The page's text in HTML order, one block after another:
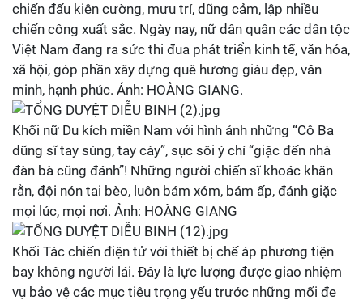
chiến đấu kiên cường, mưu trí, dũng cảm, lập nhiều
chiến công xuất sắc. Ngày nay, nữ dân quân các dân tộc
Việt Nam đang ra sức thi đua phát triển kinh tế, văn hóa,
xã hội, góp phần xây dựng quê hương giàu đẹp, văn
minh, hạnh phúc. Ảnh: HOÀNG GIANG.
Khối nữ Du kích miền Nam với hình ảnh những “Cô Ba
dũng sĩ tay súng, tay cày”, sục sôi ý chí “giặc đến nhà
đàn bà cũng đánh”! Những người chiến sĩ khoác khăn
rằn, đội nón tai bèo, luôn bám xóm, bám ấp, đánh giặc
mọi lúc, mọi nơi. Ảnh: HOÀNG GIANG
Khối Tác chiến điện tử với thiết bị chế áp phương tiện
bay không người lái. Đây là lực lượng được giao nhiệm
vụ bảo vệ các mục tiêu trọng yếu trước những mối đe